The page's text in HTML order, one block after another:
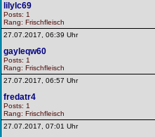
lilylc69
Posts: 1
Rang: Frischfleisch
27.07.2017, 06:39 Uhr
gayleqw60
Posts: 1
Rang: Frischfleisch
27.07.2017, 06:57 Uhr
fredatr4
Posts: 1
Rang: Frischfleisch
27.07.2017, 07:01 Uhr